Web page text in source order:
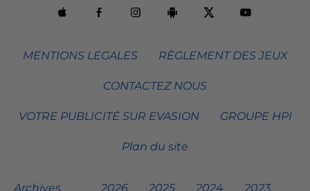
MENTIONS LEGALES RÈGLEMENT DES JEUX
CONTACTEZ NOUS
VOTRE PUBLICITÉ SUR EVASION GROUPE HPI
Plan du site
Archives 2026 2025 2024 2023